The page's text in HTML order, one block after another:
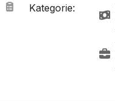
Kategorie: